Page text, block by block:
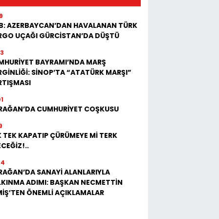
AZERBAYCAN’DAN HAVALANAN TÜRK
UÇAĞI GÜRCİSTAN’DA DÜŞTÜ
BAYRAMI’NDA MARŞ
SİNOP’TA “ATATÜRK MARŞI”
CUMHURİYET COŞKUSU
TEK KAPATIP ÇÜRÜMEYE Mİ TERK
SANAYİ ALANLARIYLA
ADIMI: BAŞKAN NECMETTİN
ÖNEMLİ AÇIKLAMALAR